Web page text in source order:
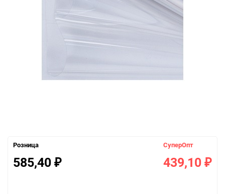
Розница
585,40 ₽
СуперОпт
439,10 ₽